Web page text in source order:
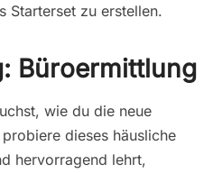
Starterset zu erstellen.
Büroermittlung
wie du die neue
dieses häusliche
hervorragend lehrt,